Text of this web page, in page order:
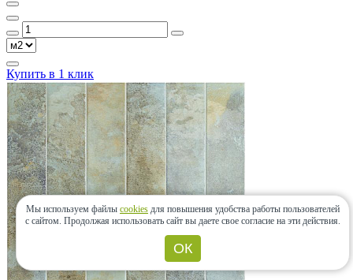
Купить в 1 клик
Мы используем файлы cookies для повышения удобства работы пользователей
с сайтом. Продолжая использовать сайт вы даете свое согласие на эти действия.
ОК